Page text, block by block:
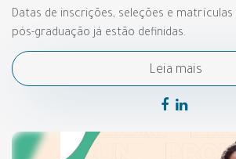
Datas de inscrições, seleções e
pós-graduação já estão definidas.
Leia mais